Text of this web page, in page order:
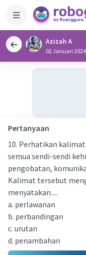
Azizah A
02 Januari
Pertanyaan
10. Perhatikan
semua sendi-sendi
pengobatan,
Kalimat tersebut
menyatakan.....
a. perlawanan
b. perbandingan
c. urutan
d. penambahan